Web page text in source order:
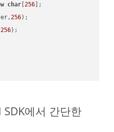
char [256 ];
256);
256);
SDK에서 간단한